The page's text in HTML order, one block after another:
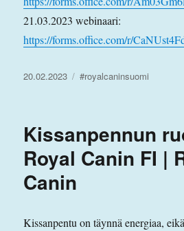
21.03.2023 webinaari:
https://forms.office.com/r/
Julkaistu
20.02.2023 Avainsanat
#royalcaninsuomi
Kissanpennun
Royal Canin FI |
Canin
Kissanpentu on täynnä energiaa,